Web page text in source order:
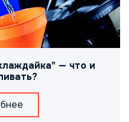
— что и